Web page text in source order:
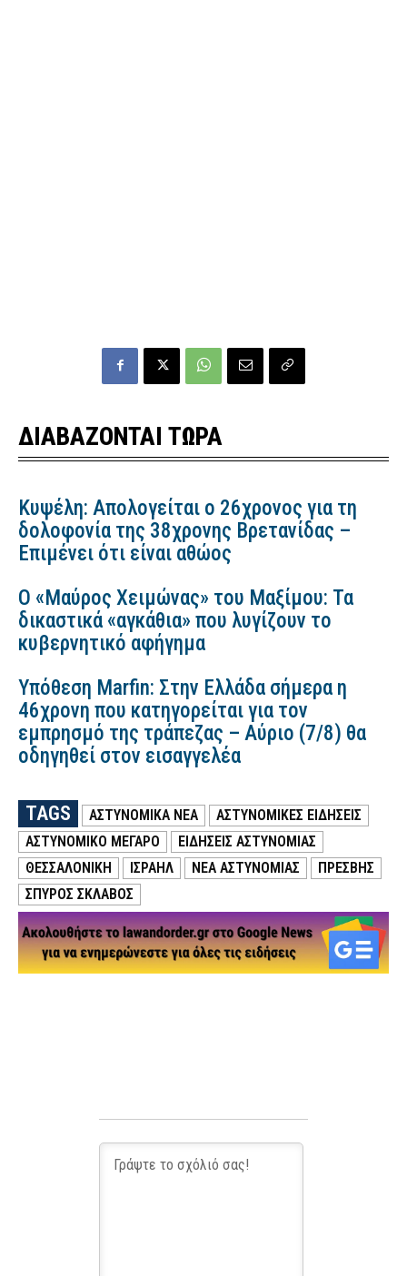
ΔΙΑΒΑΖΟΝΤΑΙ ΤΩΡΑ
Κυψέλη: Απολογείται ο 26χρονος για τη
δολοφονία της 38χρονης Βρετανίδας –
Επιμένει ότι είναι αθώος
Ο «Μαύρος Χειμώνας» του Μαξίμου: Τα
δικαστικά «αγκάθια» που λυγίζουν το
κυβερνητικό αφήγημα
Υπόθεση Marfin: Στην Ελλάδα σήμερα η
46χρονη που κατηγορείται για τον
εμπρησμό της τράπεζας – Αύριο (7/8) θα
οδηγηθεί στον εισαγγελέα
TAGS ΑΣΤΥΝΟΜΙΚΑ ΝΕΑ
ΑΣΤΥΝΟΜΙΚΕΣ ΕΙΔΗΣΕΙΣ
ΑΣΤΥΝΟΜΙΚΌ ΜΈΓΑΡΟ
ΕΙΔΗΣΕΙΣ ΑΣΤΥΝΟΜΙΑΣ
ΘΕΣΣΑΛΟΝΙΚΗ
ΙΣΡΑΗΛ ΝΕΑ ΑΣΤΥΝΟΜΙΑΣ
ΠΡΕΣΒΗΣ
ΣΠΎΡΟΣ ΣΚΛΆΒΟΣ